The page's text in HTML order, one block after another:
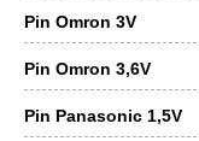
Pin Omron 3V
Pin Omron 3,6V
Pin Panasonic 1,5V